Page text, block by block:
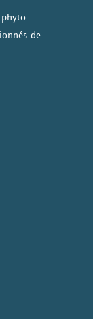
phyto-
de